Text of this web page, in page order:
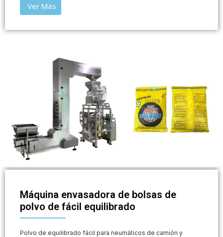
Ver Más
Máquina envasadora de bolsas de
polvo de fácil equilibrado
Polvo de equilibrado fácil para neumáticos de camión y